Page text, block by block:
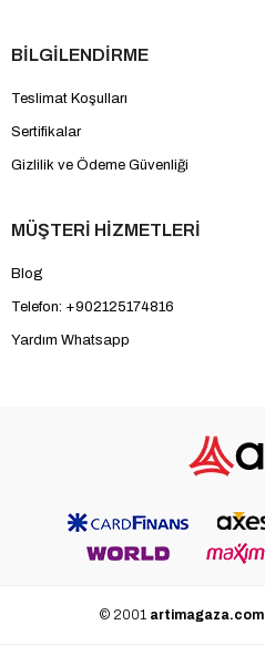
BİLGİLENDİRME
Teslimat Koşulları
Sertifikalar
Gizlilik ve Ödeme Güvenliği
MÜŞTERİ HİZMETLERİ
Blog
Telefon: +902125174816
Yardım Whatsapp
© 2001 artimagaza.com